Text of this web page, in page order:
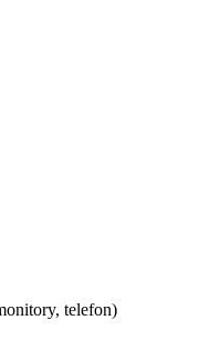
telefon)